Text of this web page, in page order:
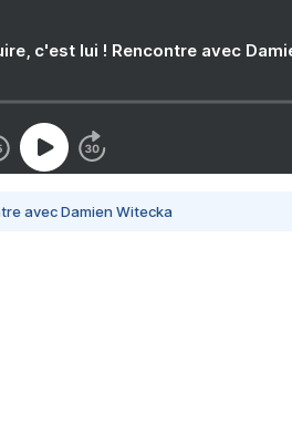
c'est lui ! Rencontre avec
avec Damien Witecka